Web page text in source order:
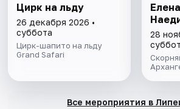
Цирк на льду
26 декабря 2026 •
суббота
Цирк-шапито на льду
Grand Safari
28
Все мероприятия в